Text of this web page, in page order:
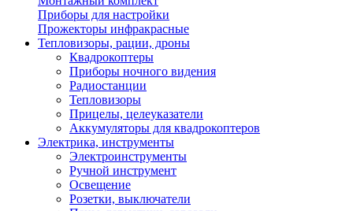
Приборы для настройки
Прожекторы инфракрасные
Тепловизоры, рации, дроны
Квадрокоптеры
Приборы ночного видения
Радиостанции
Тепловизоры
Прицелы, целеуказатели
Аккумуляторы для квадрокоптеров
Электрика, инструменты
Электроинструменты
Ручной инструмент
Освещение
Розетки, выключатели